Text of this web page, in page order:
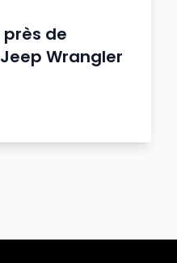
de
Wrangler